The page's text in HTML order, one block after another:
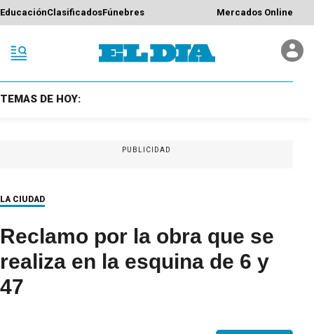
EducaciónClasificadosFúnebres Mercados Online
TEMAS DE HOY:
PUBLICIDAD
LA CIUDAD
Reclamo por la obra que se
realiza en la esquina de 6 y
47